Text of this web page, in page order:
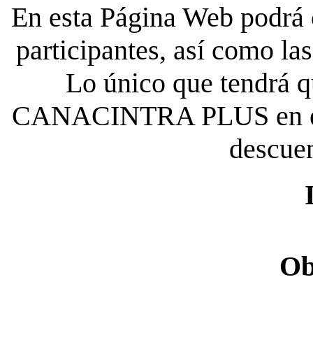
En esta Página Web
participantes, así como
Lo único que tendrá
CANACINTRA PLUS en